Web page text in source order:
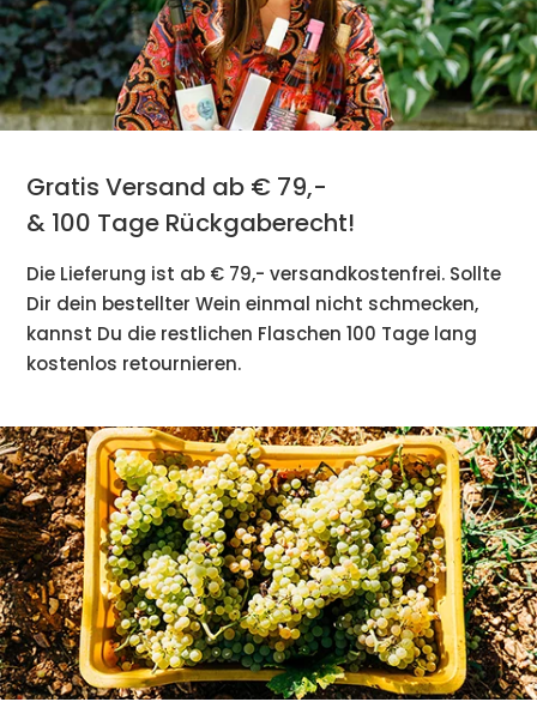
Gratis Versand ab € 79,-
& 100 Tage Rückgaberecht!
Die Lieferung ist ab € 79,- versandkostenfrei. Sollte
Dir dein bestellter Wein einmal nicht schmecken,
kannst Du die restlichen Flaschen 100 Tage lang
kostenlos retournieren.